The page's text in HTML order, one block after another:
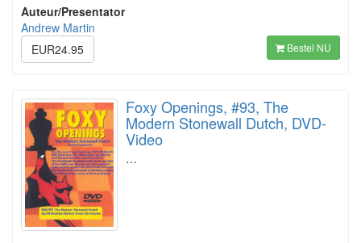
Auteur/Presentator
Andrew Martin
EUR24.95
Bestel NU
Foxy Openings, #93, The
Modern Stonewall Dutch, DVD-
Video
…